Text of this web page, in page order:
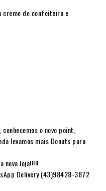
creme de confeiteiro e
o novo point,
levamos mais Donuts para
nova loja!!!!!
Delivery (43)98428-3872